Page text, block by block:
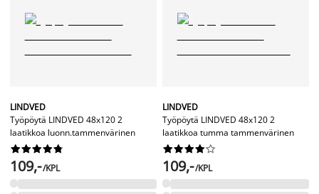
LINDVED
Työpöytä LINDVED 48x120 2
laatikkoa luonn.tammenvärinen






109,-/KPL
LINDVED
Työpöytä LINDVED 48x120 2
laatikkoa tumma tammenvärinen






109,-/KPL